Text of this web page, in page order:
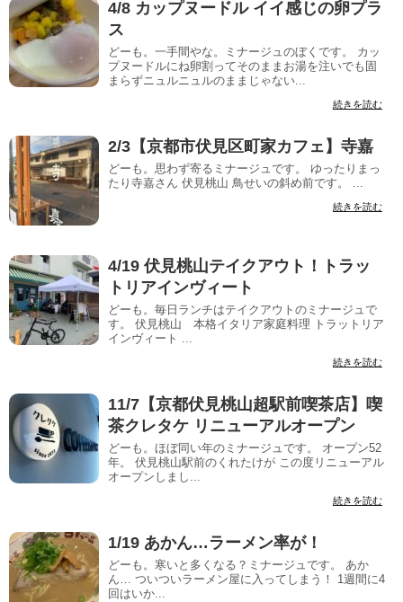
4/8 カップヌードル イイ感じの卵プラ
ス
どーも。一手間やな。ミナージュのぼくです。 カッ
プヌードルにね卵割ってそのままお湯を注いでも固
まらずニュルニュルのままじゃない...
続きを読む
2/3【京都市伏見区町家カフェ】寺嘉
どーも。思わず寄るミナージュです。 ゆったりまっ
たり寺嘉さん 伏見桃山 鳥せいの斜め前です。 ...
続きを読む
4/19 伏見桃山テイクアウト！トラッ
トリアインヴィート
どーも。毎日ランチはテイクアウトのミナージュで
す。 伏見桃山 本格イタリア家庭料理 トラットリア
インヴィート ...
続きを読む
11/7【京都伏見桃山超駅前喫茶店】喫
茶クレタケ リニューアルオープン
どーも。ほぼ同い年のミナージュです。 オープン52
年。 伏見桃山駅前のくれたけが この度リニューアル
オープンしまし...
続きを読む
1/19 あかん…ラーメン率が！
どーも。寒いと多くなる？ミナージュです。 あか
ん… ついついラーメン屋に入ってしまう！ 1週間に4
回はいか...